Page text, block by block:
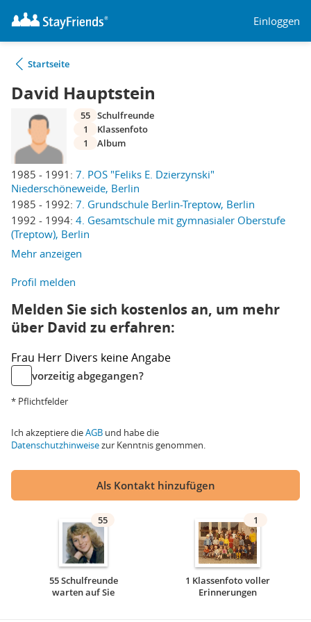
Einloggen
Startseite
David Hauptstein
1985 - 1991: 7. POS "Feliks E. Dzierzynski"
Niederschöneweide, Berlin
1985 - 1992: 7. Grundschule Berlin-Treptow, Berlin
1992 - 1994: 4. Gesamtschule mit gymnasialer Oberstufe
(Treptow), Berlin
Mehr anzeigen
55 Schulfreunde
1
Klassenfoto
1
Album
Profil melden
Melden Sie sich kostenlos an, um mehr
über David zu erfahren:
Frau Herr Divers keine Angabe
vorzeitig abgegangen?
* Pflichtfelder
Ich akzeptiere dieAGB und habe die
Datenschutzhinweisezur Kenntnis genommen.
Als Kontakt hinzufügen
55
55 Schulfreunde
warten auf Sie
1
1 Klassenfoto voller
Erinnerungen